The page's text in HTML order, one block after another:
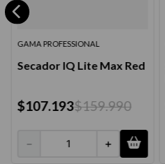
GAMA PROFESSIONAL
Secador IQ Lite Max Red
$107.193$159.990
＋
－